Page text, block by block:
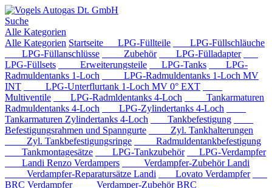
Suche
Alle Kategorien
Alle Kategorien Startseite LPG-Füllteile
LPG-Füllschläuche
LPG-Füllanschlüsse
Zubehör
LPG-Fülladapter
LPG-Füllsets
Erweiterungsteile LPG-Tanks
LPG-
Radmuldentanks 1-Loch
LPG-Radmuldentanks 1-Loch MV
INT
LPG-Unterflurtank 1-Loch MV 0° EXT
Multiventile
LPG-Radmldentanks 4-Loch
Tankarmaturen
Radmuldentanks 4-Loch
LPG-Zylindertanks 4-Loch
Tankarmaturen Zylindertanks 4-Loch
Tankbefestigung
Befestigungsrahmen und Spanngurte
Zyl. Tankhalterungen
Zyl. Tankbefestigungsringe
Radmuldentankbefestigung
Tankmontagesätze
LPG-Tankzubehör
LPG-Verdampfer
Landi Renzo Verdampers
Verdampfer-Zubehör Landi
Verdampfer-Reparatursätze Landi
Lovato Verdampfer
BRC Verdampfer
Verdamper-Zubehör BRC